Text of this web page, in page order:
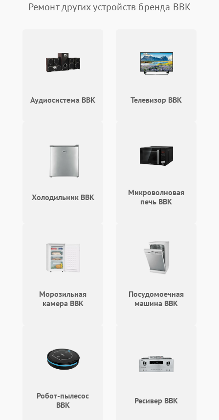
Неисправность системы
защиты от короткого
замыкания
Подробнее →
Повреждение системы
защиты от перегрева
Подробнее →
перенапряжения
Неисправность системы
защиты от замыкания
Повреждение системы
Подробнее →
защиты от перегрева
Подробнее →
Поломка системы защиты
Подробнее →
Ремонт других устройств бренда BBK
Аудиосистема BBK Телевизор BBK
Холодильник BBK
Микроволновая
печь BBK
Морозильная
камера BBK
Посудомоечная
машина BBK
Робот-пылесос
BBK
Ресивер BBK